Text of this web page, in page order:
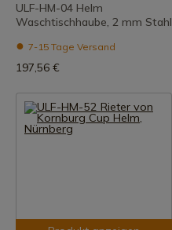
ULF-HM-04 Helm
Waschtischhaube, 2 mm Stahl
7-15 Tage Versand
197,56 €